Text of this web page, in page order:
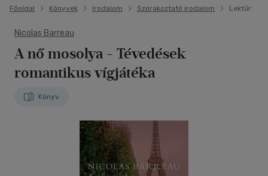
Főoldal Könyvek Irodalom Szórakoztató irodalom Lektűr
Nicolas Barreau
A nő mosolya - Tévedések
romantikus vígjátéka
Könyv